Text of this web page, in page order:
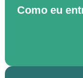
Como eu